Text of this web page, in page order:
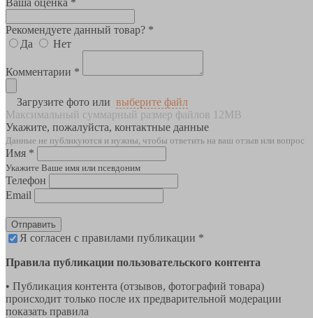
Рекомендуете данный товар? *
Да
Нет
Комментарии *
Загрузите фото или выберите файл
Максимальный суммарный размер файлов 12MB
Укажите, пожалуйста, контактные данные
Данные не публикуются и нужны, чтобы ответить на ваш отзыв или вопрос
Имя *
Укажите Ваше имя или псевдоним
Телефон
Email
Отправить
Я согласен с правилами публикации *
Правила публикации пользовательского контента
• Публикация контента (отзывов, фотографий товара)
происходит только после их предварительной модерации
показать правила